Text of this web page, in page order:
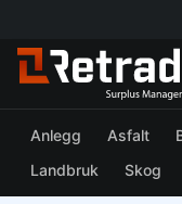
Anlegg Asfalt
Landbruk
Skog